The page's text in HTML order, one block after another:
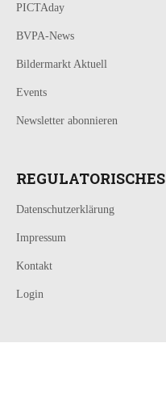
PICTAday
BVPA-News
Bildermarkt Aktuell
Events
Newsletter abonnieren
REGULATORISCHES
Datenschutzerklärung
Impressum
Kontakt
Login